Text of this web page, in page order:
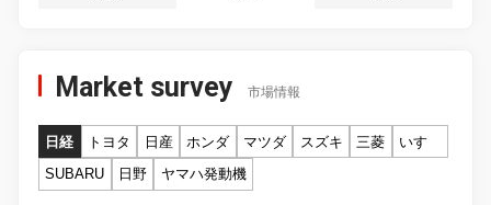
Market survey 市場情報
日経 トヨタ 日産 ホンダ マツダ スズキ 三菱
いすゞ
SUBARU
日野 ヤマハ発動機